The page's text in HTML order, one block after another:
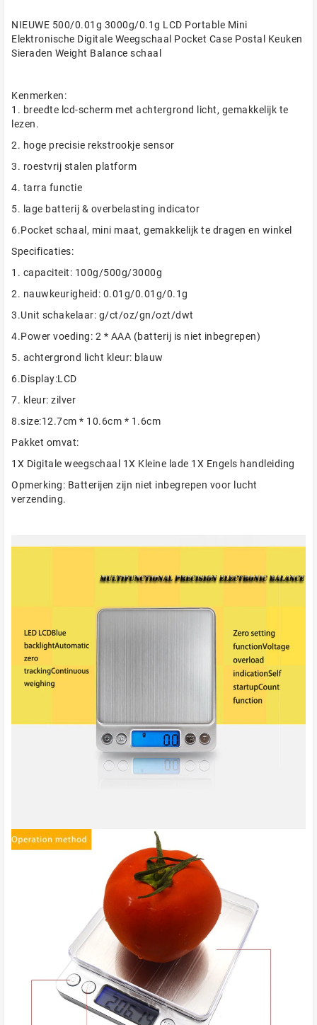
NIEUWE 500/0.01g 3000g/0.1g LCD Portable Mini
Elektronische Digitale Weegschaal Pocket Case Postal Keuken
Sieraden Weight Balance schaal
Kenmerken:
1. breedte lcd-scherm met achtergrond licht, gemakkelijk te
lezen.
2. hoge precisie rekstrookje sensor
3. roestvrij stalen platform
4. tarra functie
5. lage batterij & overbelasting indicator
6.Pocket schaal, mini maat, gemakkelijk te dragen en winkel
Specificaties:
1. capaciteit: 100g/500g/3000g
2. nauwkeurigheid: 0.01g/0.01g/0.1g
3.Unit schakelaar: g/ct/oz/gn/ozt/dwt
4.Power voeding: 2 * AAA (batterij is niet inbegrepen)
5. achtergrond licht kleur: blauw
6.Display:LCD
7. kleur: zilver
8.size:12.7cm * 10.6cm * 1.6cm
Pakket omvat:
1X Digitale weegschaal 1X Kleine lade 1X Engels handleiding
Opmerking: Batterijen zijn niet inbegrepen voor lucht
verzending.